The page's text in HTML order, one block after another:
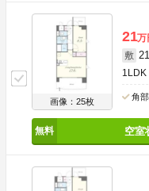
画像：25枚
21万
敷
1LDK
角
空室